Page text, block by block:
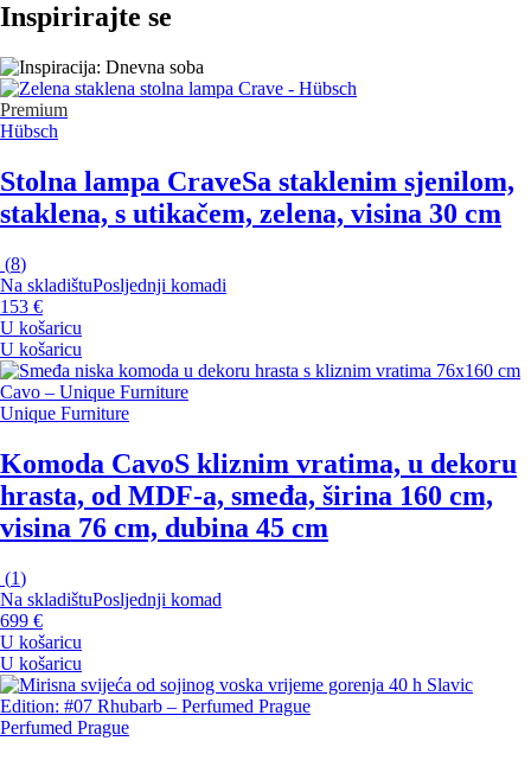
Inspirirajte se
Premium
Hübsch
Stolna lampa CraveSa staklenim sjenilom,
staklena, s utikačem, zelena, visina 30 cm
(8)
Na skladištuPosljednji komadi
153 €
U košaricu
U košaricu
Unique Furniture
Komoda CavoS kliznim vratima, u dekoru
hrasta, od MDF-a, smeđa, širina 160 cm,
visina 76 cm, dubina 45 cm
(1)
Na skladištuPosljednji komad
699 €
U košaricu
U košaricu
Perfumed Prague